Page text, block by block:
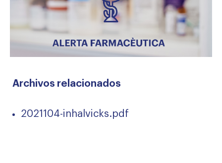
Archivos relacionados
2021104-inhalvicks.pdf